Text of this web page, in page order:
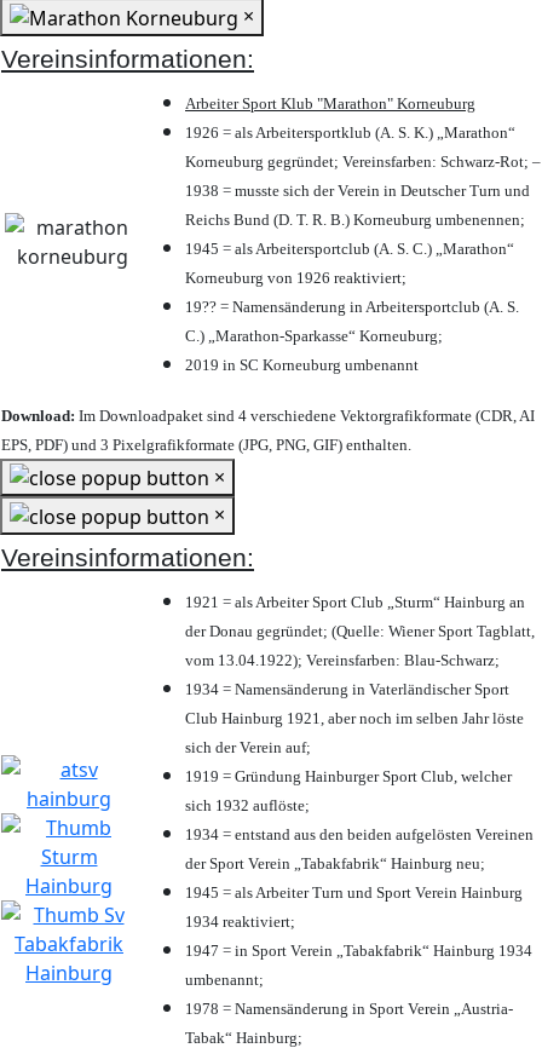
×
Vereinsinformationen:
Arbeiter Sport Klub "Marathon" Korneuburg
1926 = als Arbeitersportklub (A. S. K.) „Marathon“
Korneuburg gegründet; Vereinsfarben: Schwarz-Rot; –
1938 = musste sich der Verein in Deutscher Turn und
Reichs Bund (D. T. R. B.) Korneuburg umbenennen;
1945 = als Arbeitersportclub (A. S. C.) „Marathon“
Korneuburg von 1926 reaktiviert;
19?? = Namensänderung in Arbeitersportclub (A. S.
C.) „Marathon-Sparkasse“ Korneuburg;
2019 in SC Korneuburg umbenannt
Download: Im Downloadpaket sind 4 verschiedene Vektorgrafikformate (CDR, AI
EPS, PDF) und 3 Pixelgrafikformate (JPG, PNG, GIF) enthalten.
×
×
Vereinsinformationen:
1921 = als Arbeiter Sport Club „Sturm“ Hainburg an
der Donau gegründet; (Quelle: Wiener Sport Tagblatt,
vom 13.04.1922); Vereinsfarben: Blau-Schwarz;
1934 = Namensänderung in Vaterländischer Sport
Club Hainburg 1921, aber noch im selben Jahr löste
sich der Verein auf;
1919 = Gründung Hainburger Sport Club, welcher
sich 1932 auflöste;
1934 = entstand aus den beiden aufgelösten Vereinen
der Sport Verein „Tabakfabrik“ Hainburg neu;
1945 = als Arbeiter Turn und Sport Verein Hainburg
1934 reaktiviert;
1947 = in Sport Verein „Tabakfabrik“ Hainburg 1934
umbenannt;
1978 = Namensänderung in Sport Verein „Austria-
Tabak“ Hainburg;